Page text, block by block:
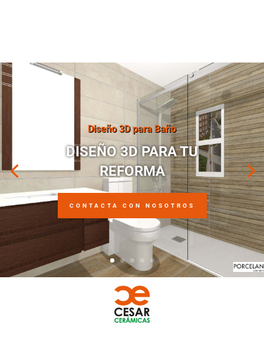
Diseño 3D para Baño
DISEÑO 3D PARA TU
REFORMA
CONTACTA CON NOSOTROS